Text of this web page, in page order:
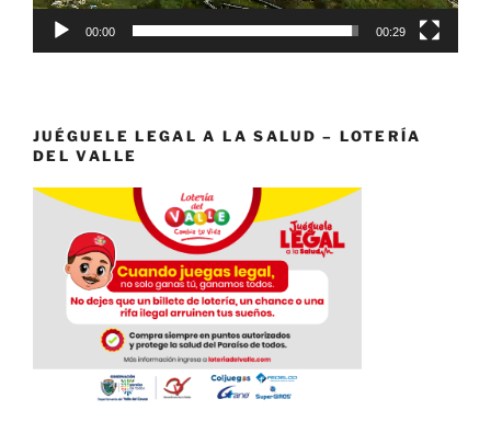
00:00 00:29
JUÉGUELE LEGAL A LA SALUD – LOTERÍA
DEL VALLE